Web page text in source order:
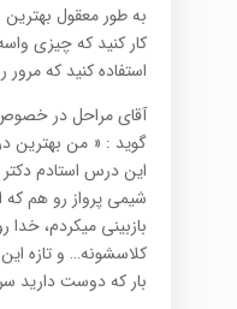
به طور معقول بهترين
كار كنيد كه چيزي
استفاده کنید که
آقای مراحل در
اين درس استادم دكتر
شیمی پرواز رو هم
بازبيني میكردم،
كلاسشونه… و تازه
بار كه دوست داريد